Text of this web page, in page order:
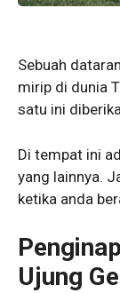
Sebuah
mirip di dunia
satu ini
Di tempat ini
yang lainnya.
ketika anda
Ujung